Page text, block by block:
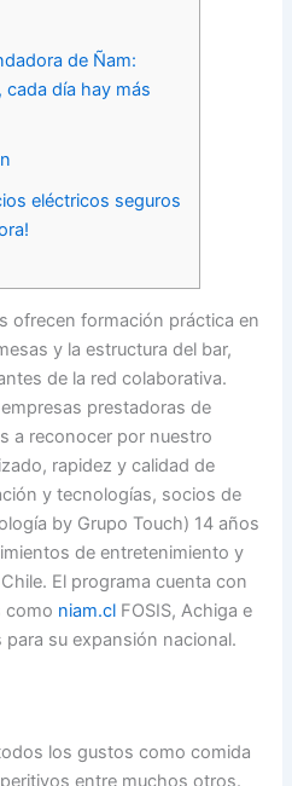
de Ñam:
cada día hay más
eléctricos seguros
ofrecen formación práctica en
y la estructura del bar,
de la red colaborativa.
prestadoras de
a reconocer por nuestro
rapidez y calidad de
y tecnologías, socios de
by Grupo Touch) 14 años
de entretenimiento y
El programa cuenta con
como niam.cl FOSIS, Achiga e
su expansión nacional.
los gustos como comida